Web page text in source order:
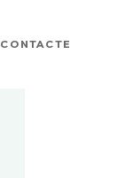
CONTACTE